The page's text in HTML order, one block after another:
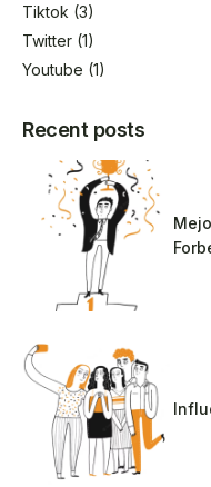
Tiktok (3)
Twitter (1)
Youtube (1)
Recent posts